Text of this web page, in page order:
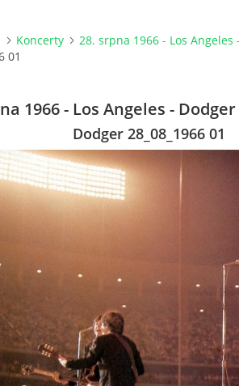
Koncerty
28. srpna 1966 - Los
01
1966 - Los Angeles -
Dodger 28_08_1966 01